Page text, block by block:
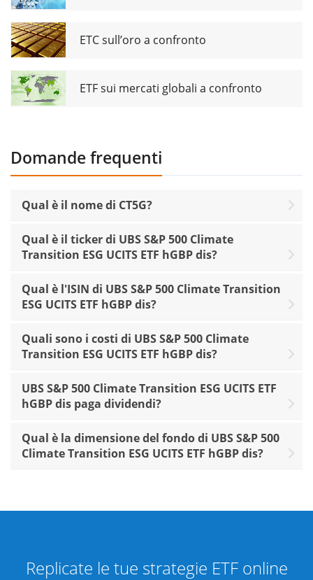
ETC sull’oro a confronto
ETF sui mercati globali a confronto
Domande frequenti
Qual è il nome di CT5G?
Qual è il ticker di UBS S&P 500 Climate
Transition ESG UCITS ETF hGBP dis?
Qual è l'ISIN di UBS S&P 500 Climate Transition
ESG UCITS ETF hGBP dis?
Quali sono i costi di UBS S&P 500 Climate
Transition ESG UCITS ETF hGBP dis?
UBS S&P 500 Climate Transition ESG UCITS ETF
hGBP dis paga dividendi?
Qual è la dimensione del fondo di UBS S&P 500
Climate Transition ESG UCITS ETF hGBP dis?
Replicate le tue strategie ETF online